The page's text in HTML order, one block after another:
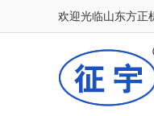
欢迎光临山东方正